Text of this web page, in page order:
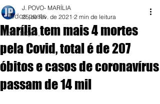
Todos posts
destaque,
Marília tem mais 4 mortes
pela Covid, total é de 207
óbitos e casos de coronavírus
passam de 14 mil
J. POVO- MARÍLIA
25 de fev. de 2021 2 min de leitura